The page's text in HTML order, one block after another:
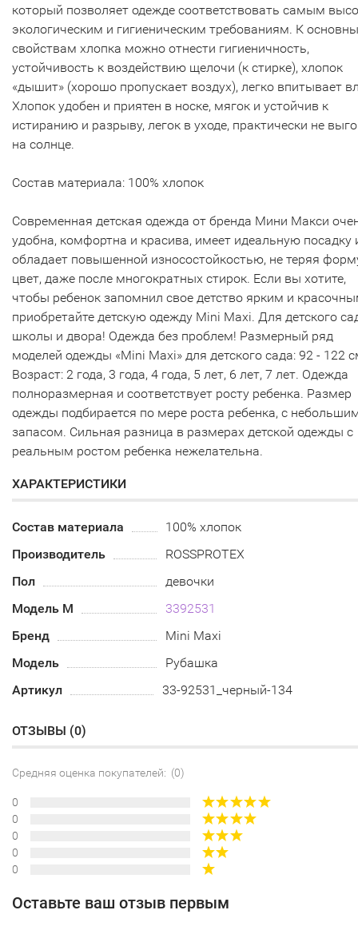
который позволяет одежде соответствовать самым
экологическим и гигиеническим требованиям. К
свойствам хлопка можно отнести гигиеничность,
устойчивость к воздействию щелочи (к стирке), хлопок
«дышит» (хорошо пропускает воздух), легко впитывает
Хлопок удобен и приятен в носке, мягок и устойчив к
истиранию и разрыву, легок в уходе, практически не
на солнце.
Состав материала: 100% хлопок
Современная детская одежда от бренда Мини Макси
удобна, комфортна и красива, имеет идеальную посадку
обладает повышенной износостойкостью, не теряя
цвет, даже после многократных стирок. Если вы хотите,
чтобы ребенок запомнил свое детство ярким и
приобретайте детскую одежду Mini Maxi. Для детского
школы и двора! Одежда без проблем! Размерный ряд
моделей одежды «Mini Maxi» для детского сада: 92 - 122
Возраст: 2 года, 3 года, 4 года, 5 лет, 6 лет, 7 лет. Одежда
полноразмерная и соответствует росту ребенка. Размер
одежды подбирается по мере роста ребенка, с
запасом. Сильная разница в размерах детской одежды с
реальным ростом ребенка нежелательна.
ХАРАКТЕРИСТИКИ
Состав материала
100% хлопок
Производитель
ROSSPROTEX
Пол
девочки
Модель М
3392531
Бренд
Mini Maxi
Модель
Рубашка
Артикул
33-92531_черный-134
ОТЗЫВЫ (0)
Средняя оценка покупателей: (0)
0
0
0
0
0
Оставьте ваш отзыв первым